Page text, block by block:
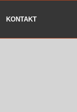
KONTAKT